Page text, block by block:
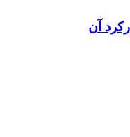
آن